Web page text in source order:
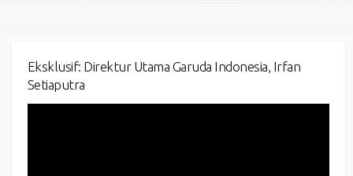
Eksklusif: Direktur Utama Garuda Indonesia, Irfan
Setiaputra